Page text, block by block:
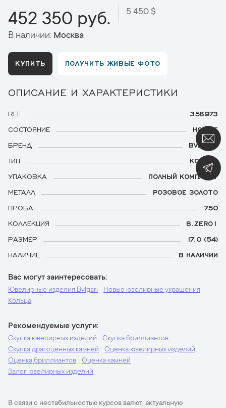
452 350 руб. 5 450 $
В наличии: Москва
КУПИТЬ ПОЛУЧИТЬ ЖИВЫЕ ФОТО
ОПИСАНИЕ И ХАРАКТЕРИСТИКИ
REF.
358973
СОСТОЯНИЕ
НОВЫЕ
БРЕНД
BVLGARI
ТИП
КОЛЬЦО
УПАКОВКА
ПОЛНЫЙ КОМПЛЕКТ
МЕТАЛЛ
РОЗОВОЕ ЗОЛОТО
ПРОБА
750
КОЛЛЕКЦИЯ
B.ZERO1
РАЗМЕР
17.0 (54)
НАЛИЧИЕ
В НАЛИЧИИ
Вас могут заинтересовать
Ювелирные изделия Bvlgari
Новые ювелирные украшения
Кольца
Рекомендуемые услуги
Скупка ювелирных изделий
Скупка бриллиантов
Скупка драгоценных камней
Оценка ювелирных изделий
Оценка бриллиантов
Оценка камней
Залог ювелирных изделий
В связи с нестабильностью курсов валют, актуальную